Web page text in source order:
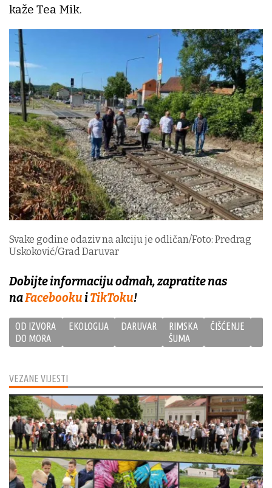
VEZANE VIJESTI
kaže Tea Mik.
Svake godine odaziv na akciju je odličan/Foto: Predrag
Uskoković/Grad Daruvar
Dobijte informaciju odmah, zapratite nas
naFacebookuiTikToku!
OD IZVORA
DO MORA
EKOLOGIJA DARUVAR
RIMSKA
ŠUMA
ČIŠĆENJE